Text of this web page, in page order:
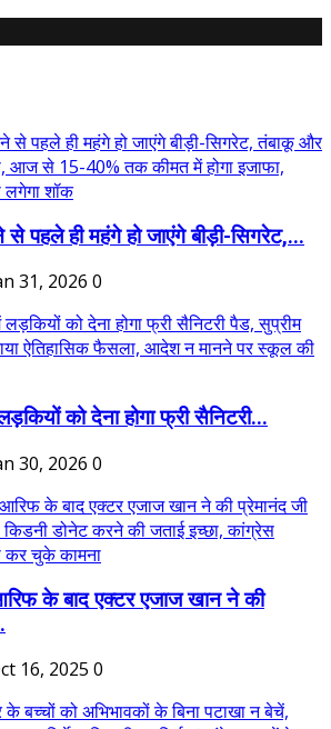
पहले ही महंगे हो जाएंगे बीड़ी-सिगरेट,...
31, 2026 0
को देना होगा फ्री सैनिटरी...
30, 2026 0
के बाद एक्टर एजाज खान ने की
16, 2025 0